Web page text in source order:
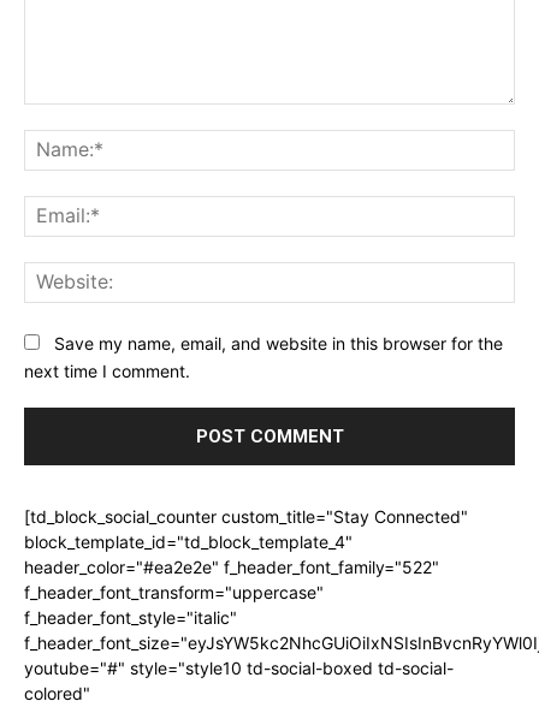
Save my name, email, and website in this browser for the
next time I comment.
[td_block_social_counter custom_title="Stay Connected"
block_template_id="td_block_template_4"
header_color="#ea2e2e" f_header_font_family="522"
f_header_font_transform="uppercase"
f_header_font_style="italic"
youtube="#" style="style10 td-social-boxed td-social-
colored"